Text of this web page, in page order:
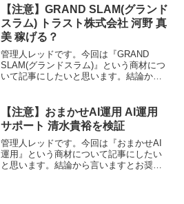
定商取引法に基づく表示販売会社株式会
社X-Style...
【注意】GRAND SLAM(グランド
スラム) トラスト株式会社 河野 真
美 稼げる？
管理人レッドです。今回は『GRAND
SLAM(グランドスラム)』という商材につ
いて記事にしたいと思います。結論から
います。特定商取引法に基づく表示 運営
会社トラスト株...
【注意】おまかせAI運用 AI運用
サポート 清水貴裕を検証
管理人レッドです。今回は『おまかせAI
運用』という商材について記事にしたい
と思います。結論から言いますとお奨め